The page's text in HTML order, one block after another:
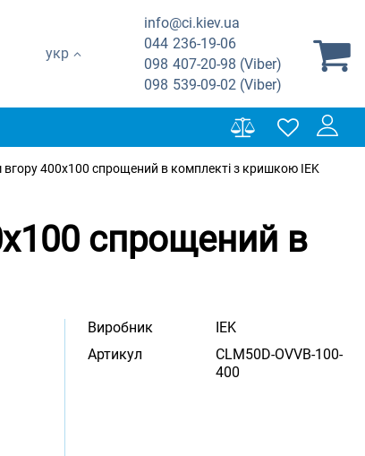
укр
info@ci.kiev.ua
044 236-19-06
098 407-20-98 (Viber)
098 539-09-02 (Viber)
вгору 400х100 спрощений в комплекті з кришкою IEK
спрощений в
Виробник
IEK
Артикул
CLM50D-OVVB-100-
400